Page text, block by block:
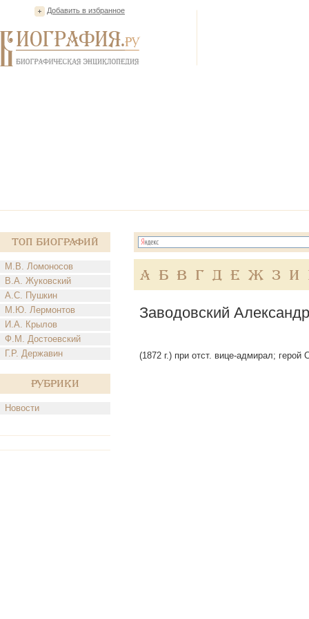
Добавить в избранное
Топ Биографий
М.В. Ломоносов
В.А. Жуковский
А.С. Пушкин
М.Ю. Лермонтов
И.А. Крылов
Ф.М. Достоевский
Г.Р. Державин
Рубрики
Новости
А Б В Г Д Е Ж З И
Заводовский
(1872 г.) при отст. вице-адмирал; герой